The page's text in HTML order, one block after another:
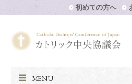
初めての方へ
MENU